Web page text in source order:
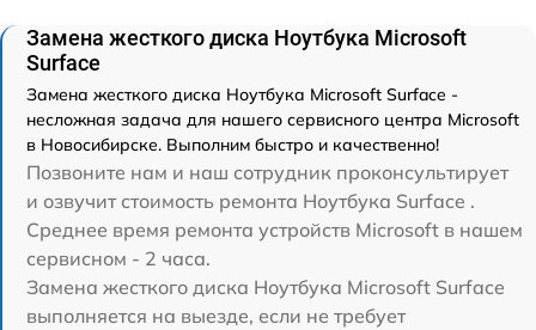
Замена жесткого диска Ноутбука Microsoft
Surface
Замена жесткого диска Ноутбука Microsoft Surface -
несложная задача для нашего сервисного центра Microsoft
в Новосибирске. Выполним быстро и качественно!
Позвоните нам и наш сотрудник проконсультирует
и озвучит стоимость ремонта Ноутбука Surface .
Среднее время ремонта устройств Microsoft в нашем
сервисном - 2 часа.
Замена жесткого диска Ноутбука Microsoft Surface
выполняется на выезде, если не требует